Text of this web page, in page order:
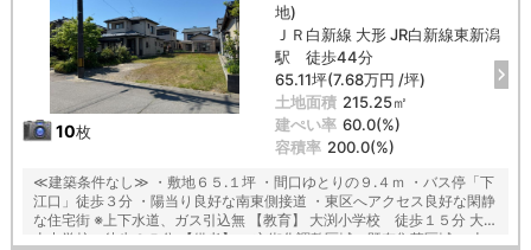
10枚
地)
ＪＲ白新線 大形 JR白新線東新潟
駅 徒歩44分
65.11坪(7.68万円 /坪)
土地面積 215.25㎡
建ぺい率 60.0(%)
容積率 200.0(%)
≪建築条件なし≫ ・敷地６５.１坪 ・間口ゆとりの９.４ｍ ・バス停「下
江口」徒歩３分 ・陽当り良好な南東側接道 ・東区へアクセス良好な閑静
な住宅街 ※上下水道、ガス引込無 【教育】 大渕小学校 徒歩１５分 大江
山中学校 徒歩３５分 【備考】 ・市街化調整区域、既存集落区域 ・上